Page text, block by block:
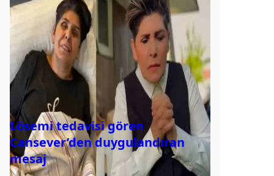
Lösemi tedavisi gören
Cansever’den duygulandıran
mesaj